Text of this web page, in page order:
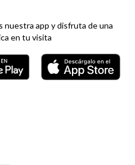
nuestra app y disfruta de una
en tu visita